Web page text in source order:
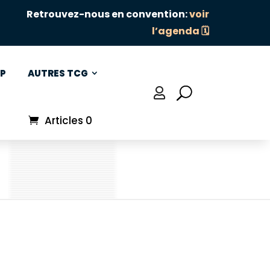
Retrouvez-nous en convention:voir
l’agenda 🗓️
AUTRES TCG
Articles 0
